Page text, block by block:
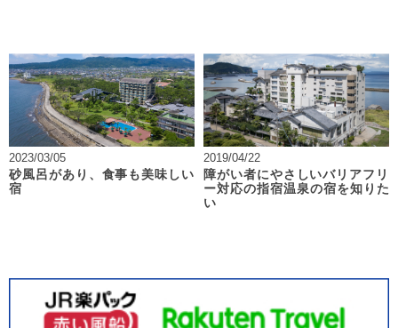
2023/03/05
砂風呂があり、食事も美味しい
宿
2019/04/22
障がい者にやさしいバリアフリ
ー対応の指宿温泉の宿を知りた
い